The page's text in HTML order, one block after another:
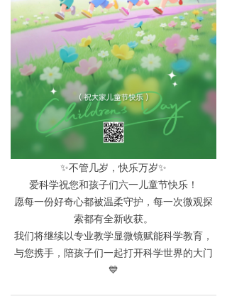
✨不管几岁，快乐万岁✨
爱科学祝您和孩子们六一儿童节快乐！
愿每一份好奇心都被温柔守护，每一次微观探
索都有全新收获。
我们将继续以专业教学显微镜赋能科学教育，
与您携手，陪孩子们一起打开科学世界的大门
💙